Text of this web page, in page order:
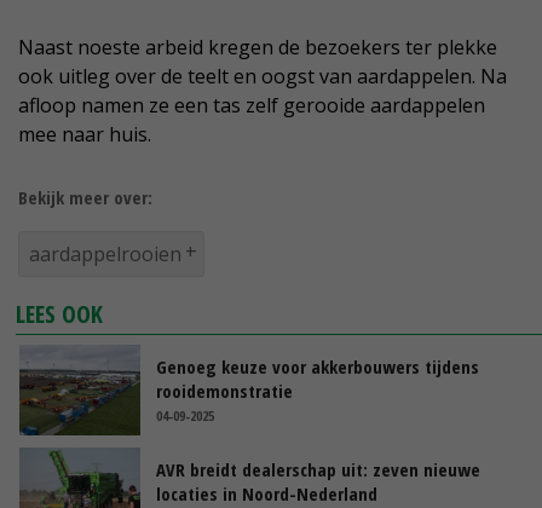
Naast noeste arbeid kregen de bezoekers ter plekke
ook uitleg over de teelt en oogst van aardappelen. Na
afloop namen ze een tas zelf gerooide aardappelen
mee naar huis.
Bekijk meer over:
aardappelrooien
LEES OOK
Genoeg keuze voor akkerbouwers tijdens
rooidemonstratie
04-09-2025
AVR breidt dealerschap uit: zeven nieuwe
locaties in Noord-Nederland